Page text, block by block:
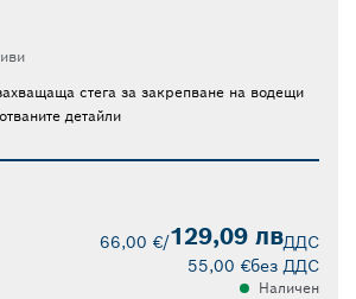
стега за закрепване на водещи
детайли
66,00 €/129,09 лвДДС
55,00 €без ДДС
Наличен